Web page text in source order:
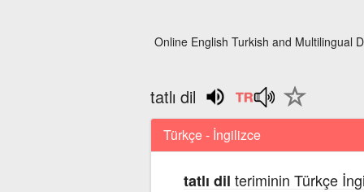
Online English Turkish and Multilingual
tatlı dil
Türkçe - İngilizce
tatlı dil teriminin Türkçe